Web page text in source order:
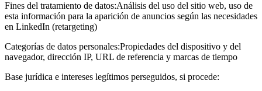
Fines del tratamiento de datos:Análisis del uso del sitio web, uso de
esta información para la aparición de anuncios según las necesidades
en LinkedIn (retargeting)
Categorías de datos personales:Propiedades del dispositivo y del
navegador, dirección IP, URL de referencia y marcas de tiempo
Base jurídica e intereses legítimos perseguidos, si procede: